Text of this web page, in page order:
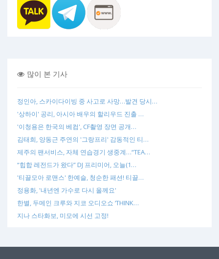
많이 본 기사
정인아, 스카이다이빙 중 사고로 사망…발견 당시…
'상하이' 공리, 아시아 배우의 할리우드 진출 …
'이청용은 한국의 베컴', CF촬영 장면 공개…
김태희, 양동근 주연의 '그랑프리' 감동적인 티…
제주의 팬서비스, 자체 연습경기 생중계…“TEA…
“힙합 레전드가 왔다” DJ 프리미어, 오늘(1…
'티끌모아 로맨스' 한예슬, 청순한 패션! 티끌…
정용화, '내년엔 가수로 다시 올께요'
한별, 두메인 크루와 지코 오디오쇼 ‘THINK…
지나 스타화보, 미모에 시선 고정!